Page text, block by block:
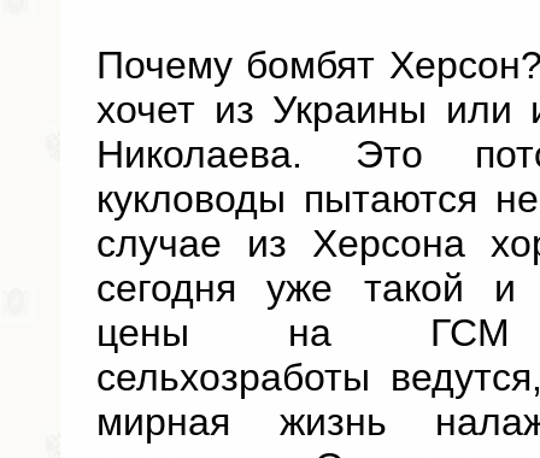
Почему бомбят
хочет из Украины или
Николаева. Это
кукловоды пытаются
случае из Херсона
сегодня уже такой и
цены на ГСМ
сельхозработы
мирная жизнь